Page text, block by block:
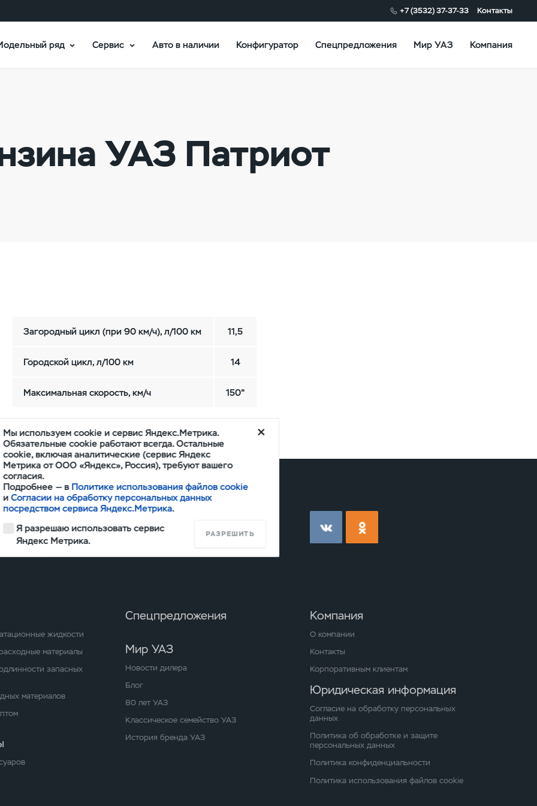
+7 (3532) 37-37-33 Контакты
ряд Сервис Авто в наличии Конфигуратор Спецпредложения Мир УАЗ Компания
УАЗ Патриот
Загородный цикл (при 90 км/ч), л/100 км 11,5
Городской цикл, л/100 км 14
Максимальная скорость, км/ч 150"
и ремонт
сервиса
Поддержка владельцев
Гарантийное обслуживание
Клиентская поддержка
жидкости
материалы
запасных
материалов
Спецпредложения
Мир УАЗ
Новости дилера
Блог
80 лет УАЗ
Классическое семейство УАЗ
История бренда УАЗ
Компания
О компании
Контакты
Корпоративным клиентам
Юридическая информация
Согласие на обработку персональных
данных
Политика об обработке и защите
персональных данных
Политика конфиденциальности
Политика использования файлов cookie
Мы используем cookie и сервис Яндекс.Метрика.
Обязательные cookie работают всегда. Остальные
cookie, включая аналитические (сервис Яндекс
Метрика от ООО «Яндекс», Россия), требуют вашего
согласия.
Подробнее — в Политике использования файлов cookie
иСогласии на обработку персональных данных
посредством сервиса Яндекс.Метрика.
Я разрешаю использовать сервис
Яндекс Метрика.
РАЗРЕШИТЬ